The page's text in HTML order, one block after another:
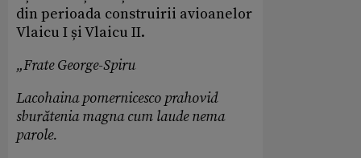
din perioada construirii avioanelor
Vlaicu I și Vlaicu II.
„Frate George-Spiru
Lacohaina pomernicesco prahovid
sburătenia magna cum laude nema
parole.